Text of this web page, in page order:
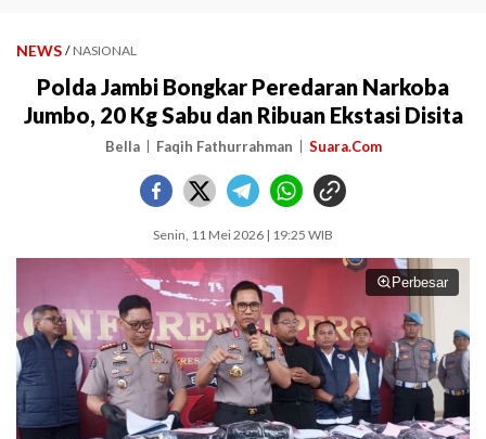
NEWS / NASIONAL
Polda Jambi Bongkar Peredaran Narkoba
Jumbo, 20 Kg Sabu dan Ribuan Ekstasi Disita
Bella Faqih Fathurrahman Suara.Com
Senin, 11 Mei 2026 | 19:25 WIB
Perbesar